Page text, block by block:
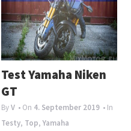
Test Yamaha Niken
GT
ByV • On 4. September 2019 • In
Testy, Top,Yamaha